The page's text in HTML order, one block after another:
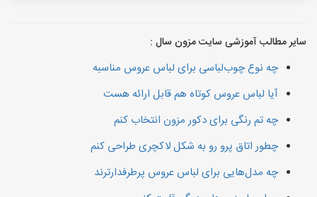
سایر مطالب آموزشی سایت مزون سال :
چه نوع چوب‌لباسی برای لباس عروس مناسبه
آیا لباس عروس کوتاه هم قابل ارائه هست
چه تم رنگی برای دکور مزون انتخاب کنم
چطور اتاق پرو رو به شکل لاکچری طراحی کنم
چه مدل‌هایی برای لباس عروس پرطرفدارترند